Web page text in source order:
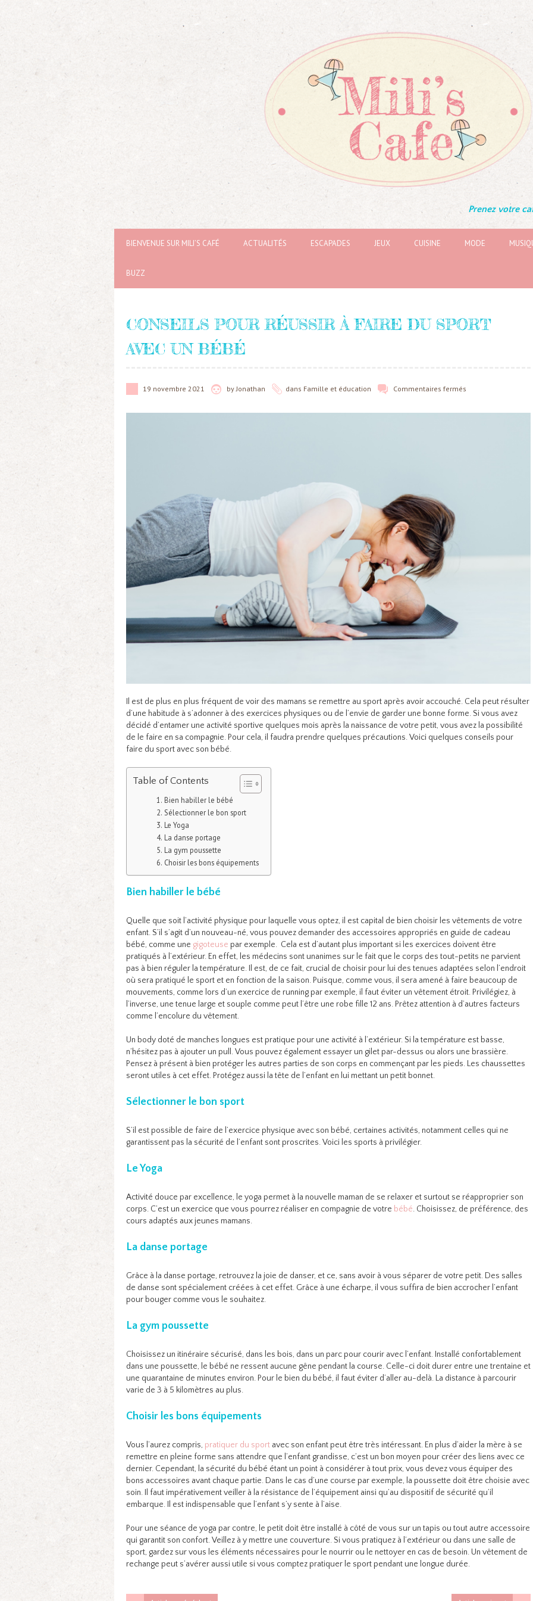
Prenez votre
BIENVENUE SUR MILI’S CAFÉ ACTUALITÉS ESCAPADES JEUX CUISINE MODE
BUZZ
CONSEILS POUR RÉUSSIR À FAIRE DU SPORT
AVEC UN BÉBÉ
19 novembre 2021 byJonathan dans Famille et éducation Commentaires fermés
Il est de plus en plus fréquent de voir des mamans se remettre au sport après avoir accouché. Cela peut résulter
d’une habitude à s’adonner à des exercices physiques ou de l’envie de garder une bonne forme. Si vous avez
décidé d’entamer une activité sportive quelques mois après la naissance de votre petit, vous avez la possibilité
de le faire en sa compagnie. Pour cela, il faudra prendre quelques précautions. Voici quelques conseils pour
faire du sport avec son bébé.
Table of Contents
Bien habiller le bébé
Sélectionner le bon sport
Le Yoga
La danse portage
La gym poussette
Choisir les bons équipements
Bien habiller le bébé
Quelle que soit l’activité physique pour laquelle vous optez, il est capital de bien choisir les vêtements de votre
enfant. S’il s’agit d’un nouveau-né, vous pouvez demander des accessoires appropriés en guide de cadeau
bébé, comme une gigoteuse par exemple. Cela est d’autant plus important si les exercices doivent être
pratiqués à l’extérieur. En effet, les médecins sont unanimes sur le fait que le corps des tout-petits ne parvient
pas à bien réguler la température. Il est, de ce fait, crucial de choisir pour lui des tenues adaptées selon l’endroit
où sera pratiqué le sport et en fonction de la saison. Puisque, comme vous, il sera amené à faire beaucoup de
mouvements, comme lors d’un exercice de running par exemple, il faut éviter un vêtement étroit. Privilégiez, à
l’inverse, une tenue large et souple comme peut l’être une robe fille 12 ans. Prêtez attention à d’autres facteurs
comme l’encolure du vêtement.
Un body doté de manches longues est pratique pour une activité à l’extérieur. Si la température est basse,
n’hésitez pas à ajouter un pull. Vous pouvez également essayer un gilet par-dessus ou alors une brassière.
Pensez à présent à bien protéger les autres parties de son corps en commençant par les pieds. Les chaussettes
seront utiles à cet effet. Protégez aussi la tête de l’enfant en lui mettant un petit bonnet.
Sélectionner le bon sport
S’il est possible de faire de l’exercice physique avec son bébé, certaines activités, notamment celles qui ne
garantissent pas la sécurité de l’enfant sont proscrites. Voici les sports à privilégier.
Le Yoga
Activité douce par excellence, le yoga permet à la nouvelle maman de se relaxer et surtout se réapproprier son
corps. C’est un exercice que vous pourrez réaliser en compagnie de votre bébé. Choisissez, de préférence, des
cours adaptés aux jeunes mamans.
La danse portage
Grâce à la danse portage, retrouvez la joie de danser, et ce, sans avoir à vous séparer de votre petit. Des salles
de danse sont spécialement créées à cet effet. Grâce à une écharpe, il vous suffira de bien accrocher l’enfant
pour bouger comme vous le souhaitez.
La gym poussette
Choisissez un itinéraire sécurisé, dans les bois, dans un parc pour courir avec l’enfant. Installé confortablement
dans une poussette, le bébé ne ressent aucune gêne pendant la course. Celle-ci doit durer entre une trentaine et
une quarantaine de minutes environ. Pour le bien du bébé, il faut éviter d’aller au-delà. La distance à parcourir
varie de 3 à 5 kilomètres au plus.
Choisir les bons équipements
Vous l’aurez compris, pratiquer du sport avec son enfant peut être très intéressant. En plus d’aider la mère à se
remettre en pleine forme sans attendre que l’enfant grandisse, c’est un bon moyen pour créer des liens avec ce
dernier. Cependant, la sécurité du bébé étant un point à considérer à tout prix, vous devez vous équiper des
bons accessoires avant chaque partie. Dans le cas d’une course par exemple, la poussette doit être choisie avec
soin. Il faut impérativement veiller à la résistance de l’équipement ainsi qu’au dispositif de sécurité qu’il
embarque. Il est indispensable que l’enfant s’y sente à l’aise.
Pour une séance de yoga par contre, le petit doit être installé à côté de vous sur un tapis ou tout autre accessoire
qui garantit son confort. Veillez à y mettre une couverture. Si vous pratiquez à l’extérieur ou dans une salle de
sport, gardez sur vous les éléments nécessaires pour le nourrir ou le nettoyer en cas de besoin. Un vêtement de
rechange peut s’avérer aussi utile si vous comptez pratiquer le sport pendant une longue durée.